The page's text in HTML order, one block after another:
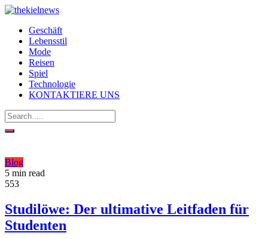
Geschäft
Lebensstil
Mode
Reisen
Spiel
Technologie
KONTAKTIERE UNS
Blog
5 min read
553
Studilöwe: Der ultimative Leitfaden für
Studenten